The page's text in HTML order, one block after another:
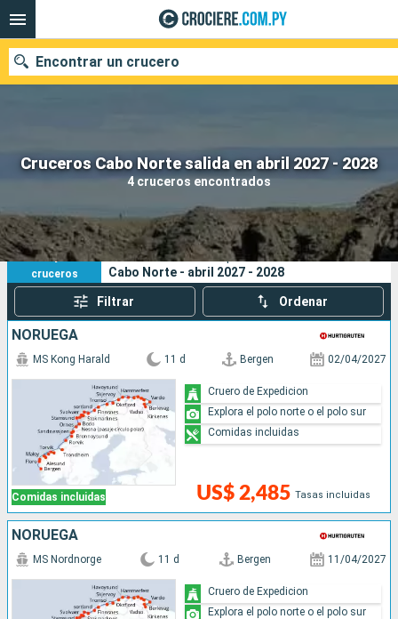
Cruceros Cabo Norte salida en abril 2027 - 2028
4 cruceros encontrados
Encontrar un crucero
Nuestros destinos
Puertos Compañías
Buscar
4
cruceros
Sus criterios de búsqueda:
Cabo Norte - abril 2027 - 2028
Filtrar Ordenar
NORUEGA
Comidas incluidas
MS Kong Harald 11 d Bergen 02/04/2027
US$ 2,485 Tasas incluidas
Cruero de Expedicion
Explora el polo norte o el polo sur
Comidas incluidas
NORUEGA
MS Nordnorge 11 d Bergen 11/04/2027
Cruero de Expedicion
Explora el polo norte o el polo sur